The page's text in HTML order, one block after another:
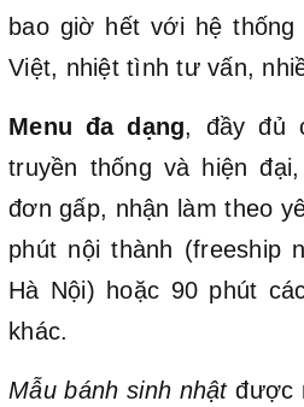
bao giờ hết với hệ
Việt, nhiệt tình tư vấn,
Menu đa dạng, đầy đủ
truyền thống và hiện
đơn gấp, nhận làm theo
phút nội thành (freeship
Hà Nội) hoặc 90 phút
khác.
Mẫu bánh sinh nhậtđược